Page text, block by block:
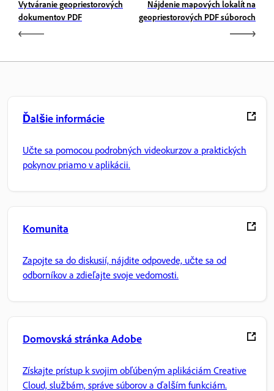
Vytváranie geopriestorových
dokumentov PDF
Nájdenie mapových lokalít na
geopriestorových PDF súboroch
Ďalšie informácie
Učte sa pomocou podrobných videokurzov a praktických
pokynov priamo v aplikácii.
Komunita
Zapojte sa do diskusií, nájdite odpovede, učte sa od
odborníkov a zdieľajte svoje vedomosti.
Domovská stránka Adobe
Získajte prístup k svojim obľúbeným aplikáciám Creative
Cloud, službám, správe súborov a ďalším funkciám.